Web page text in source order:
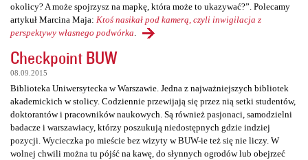
okolicy? A może spojrzysz na mapkę, która może to ukazywać?”. Polecamy
artykuł Marcina Maja: Ktoś nasikał pod kamerą, czyli inwigilacja z
perspektywy własnego podwórka
Checkpoint BUW
08.09.2015
Biblioteka Uniwersytecka w Warszawie. Jedna z najważniejszych bibliotek
akademickich w stolicy. Codziennie przewijają się przez nią setki studentów,
doktorantów i pracowników naukowych. Są również pasjonaci, samodzielni
badacze i warszawiacy, którzy poszukują niedostępnych gdzie indziej
pozycji. Wycieczka po mieście bez wizyty w BUW-ie też się nie liczy. W
wolnej chwili można tu pójść na kawę, do słynnych ogrodów lub obejrzeć